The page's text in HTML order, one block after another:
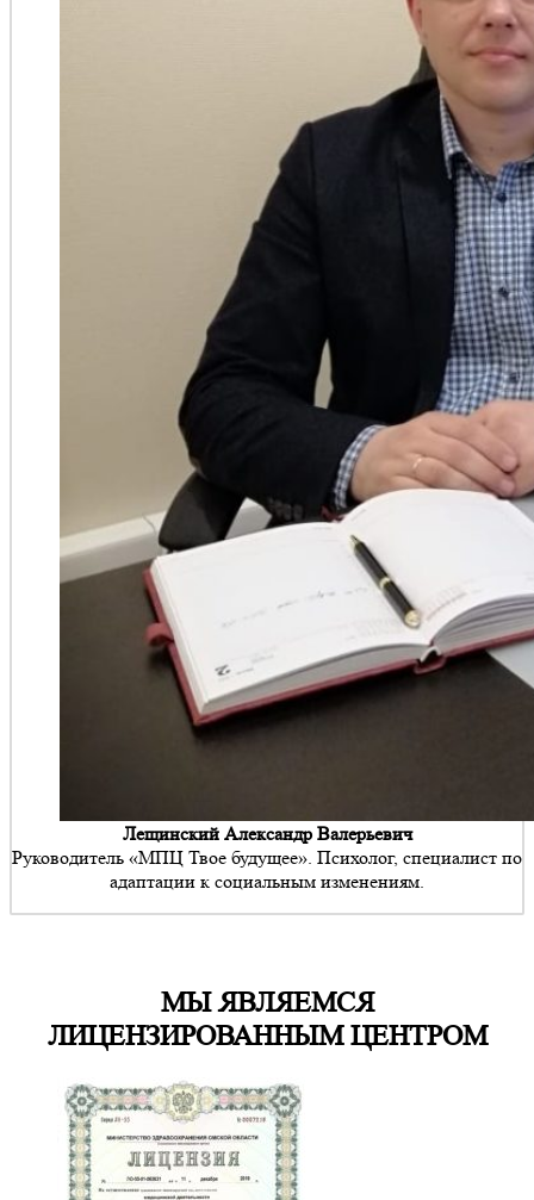
Лещинский Александр Валерьевич
Руководитель «МПЦ Твое будущее». Психолог, специалист по
адаптации к социальным изменениям.
МЫ ЯВЛЯЕМСЯ
ЛИЦЕНЗИРОВАННЫМ ЦЕНТРОМ